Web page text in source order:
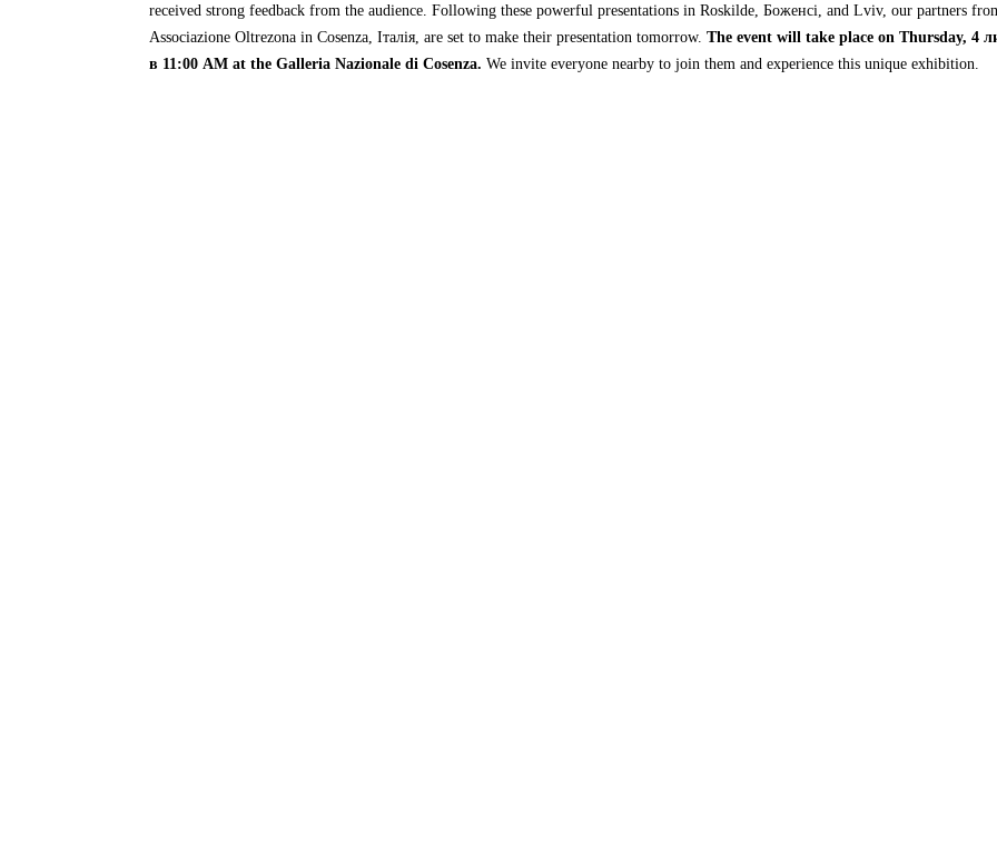
received strong feedback from the audience .Following these powerful presentations in Roskilde , Боженсі,and Lviv,our partners
Associazione Oltrezona in Cosenza , Італія,are set to make their presentation tomorrow.The event will take place on Thursday, 4
в 11:00 AM at the Galleria Nazionale di Cosenza. We invite everyone nearby to join them and experience this unique exhibition